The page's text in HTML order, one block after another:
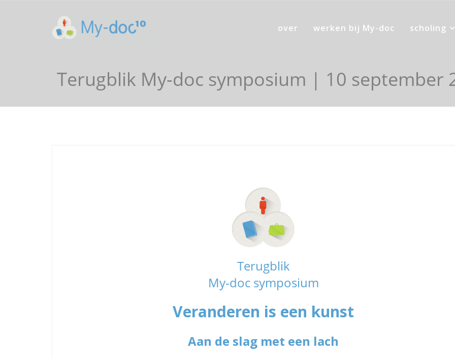
over werken bij My-doc scholing
Terugblik My-doc symposium | 10 september
Terugblik
My-doc symposium
Veranderen is een kunst
Aan de slag met een lach